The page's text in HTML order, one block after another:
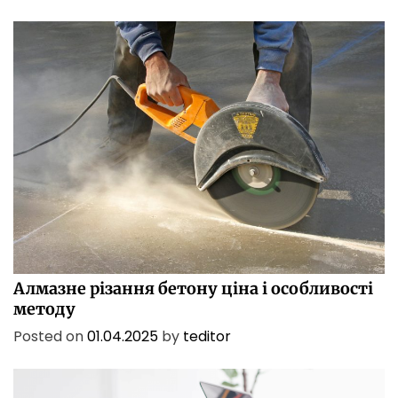
БІЗНЕС ПОСЛУГИ ТЕХНОЛОГІЇ
Алмазне різання бетону ціна і особливості
методу
Posted on01.04.2025 by teditor